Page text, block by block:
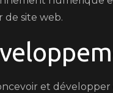
de site web.
et